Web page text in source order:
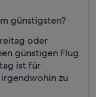
günstigsten?
oder
günstigen Flug
ist für
zu